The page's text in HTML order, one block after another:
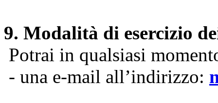
9. Modalità di esercizio
Potrai in qualsiasi
- una e-mail all’indirizzo: